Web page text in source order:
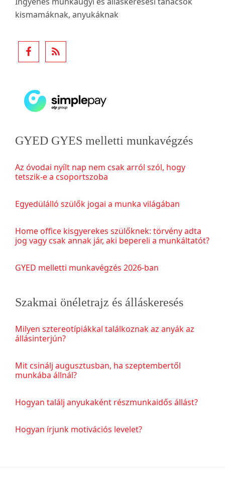
kismamáknak, anyukáknak
GYED GYES melletti munkavégzés
Az óvodai nyílt nap nem csak arról szól, hogy
tetszik-e a csoportszoba
Egyedülálló szülők jogai a munka világában
Home office kisgyerekes szülőknek: törvény adta
jog vagy csak annak jár, aki bepereli a munkáltatót?
GYED melletti munkavégzés 2026-ban
Szakmai önéletrajz és álláskeresés
Milyen sztereotípiákkal találkoznak az anyák az
állásinterjún?
Mit csinálj augusztusban, ha szeptembertől
munkába állnál?
Hogyan találj anyukaként részmunkaidős állást?
Hogyan írjunk motivációs levelet?